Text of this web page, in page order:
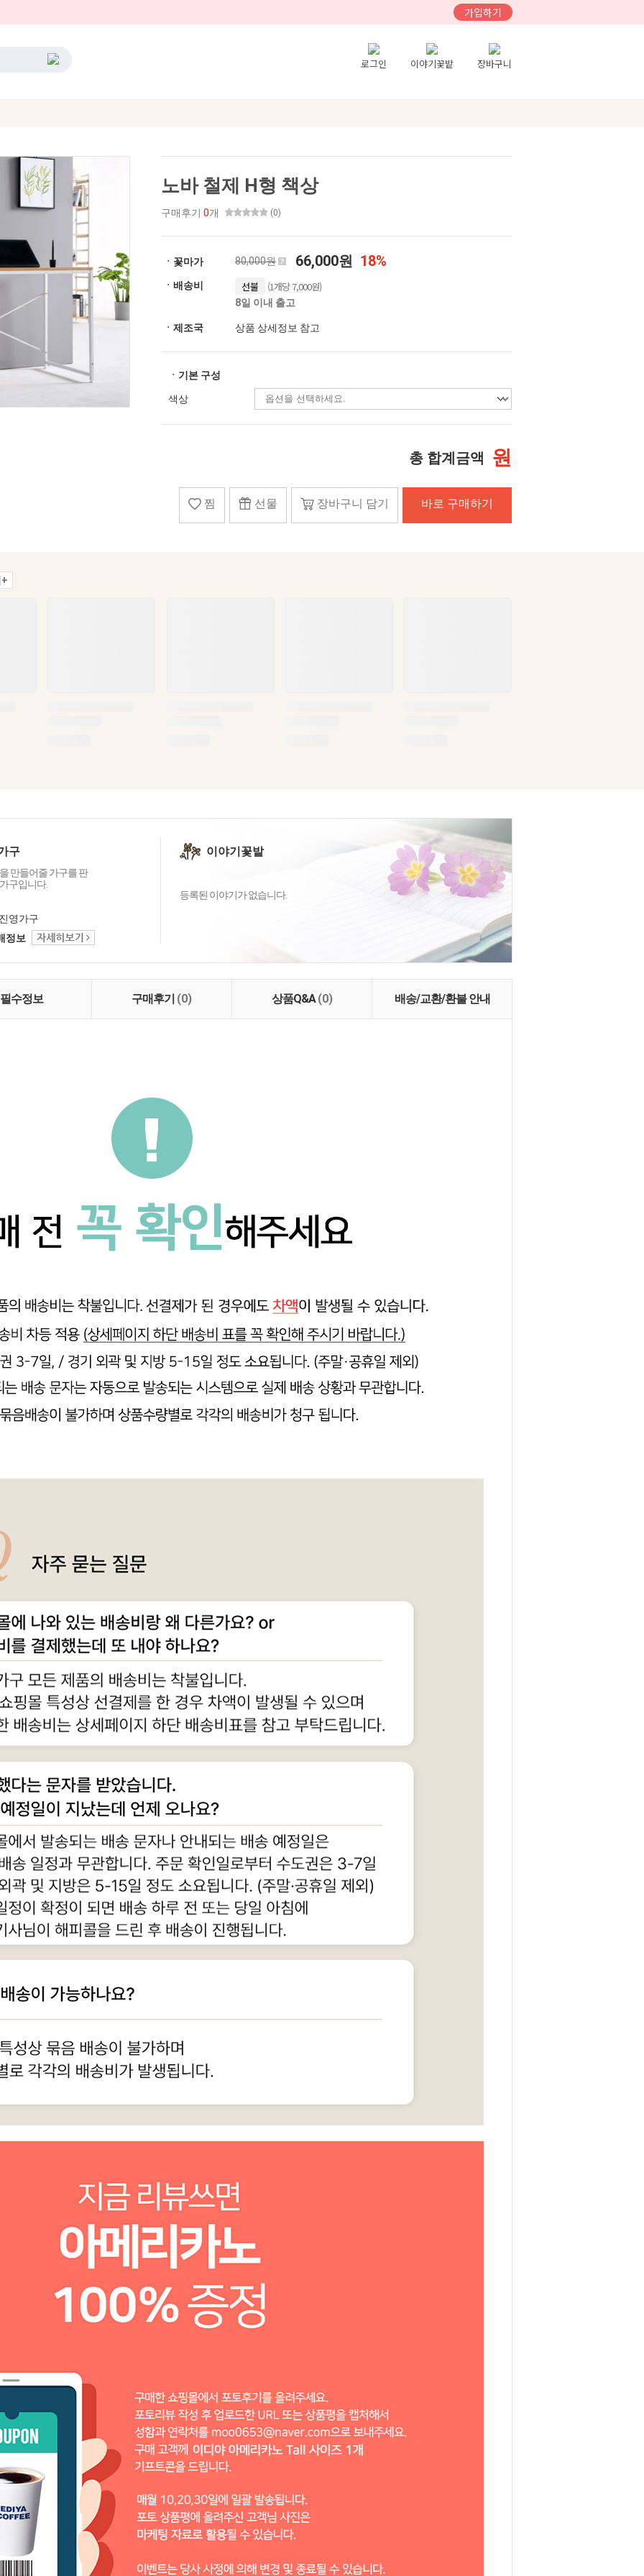
가입하기
로그인 이야기꽃밭 장바구니
노바 철제 H형 책상
구매후기 0개 (0)
ㆍ꽃마가 80,000원 66,000원 18%
ㆍ배송비 선불 (1개당 7,000원)
8일 이내 출고
ㆍ제조국 상품 상세정보 참고
ㆍ기본 구성
색상
총 합계금액 원
찜 선물 장바구니 담기 바로 구매하기
구
만들어줄 가구를 판
구입니다.
영가구
정보
이야기꽃밭
등록된 이야기가 없습니다.
필수정보 구매후기 (0) 상품Q&A(0) 배송/교환/환불 안내